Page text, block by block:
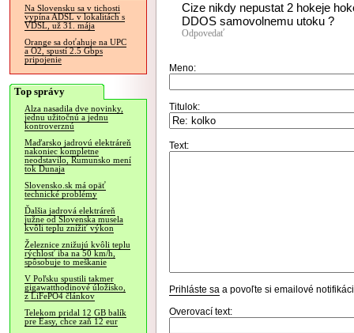
Na Slovensku sa v tichosti
vypína ADSL v lokalitách s
VDSL, už 31. mája
Orange sa doťahuje na UPC
a O2, spustí 2.5 Gbps
pripojenie
Top správy
Alza nasadila dve novinky,
jednu užitočnú a jednu
kontroverznú
Maďarsko jadrovú elektráreň
nakoniec kompletne
neodstavilo, Rumunsko mení
tok Dunaja
Slovensko.sk má opäť
technické problémy
Ďalšia jadrová elektráreň
južne od Slovenska musela
kvôli teplu znížiť výkon
Železnice znižujú kvôli teplu
rýchlosť iba na 50 km/h,
spôsobuje to meškanie
V Poľsku spustili takmer
gigawatthodinové úložisko,
z LiFePO4 článkov
Telekom pridal 12 GB balík
pre Easy, chce zaň 12 eur
Cize nikdy nepustat 2 hokeje
DDOS samovolnemu utoku ?
Odpovedať
Meno:
Titulok:
Text:
Prihláste sa a povoľte si emailové
Overovací text: